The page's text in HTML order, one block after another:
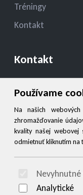
Používame
Na našich
zhromažďovanie
kvality našej webovej
odmietnuť kliknutím na
Analytické
Tréningy
Kontakt
Kontakt
Social
Facebook
© 2026 Arrabella